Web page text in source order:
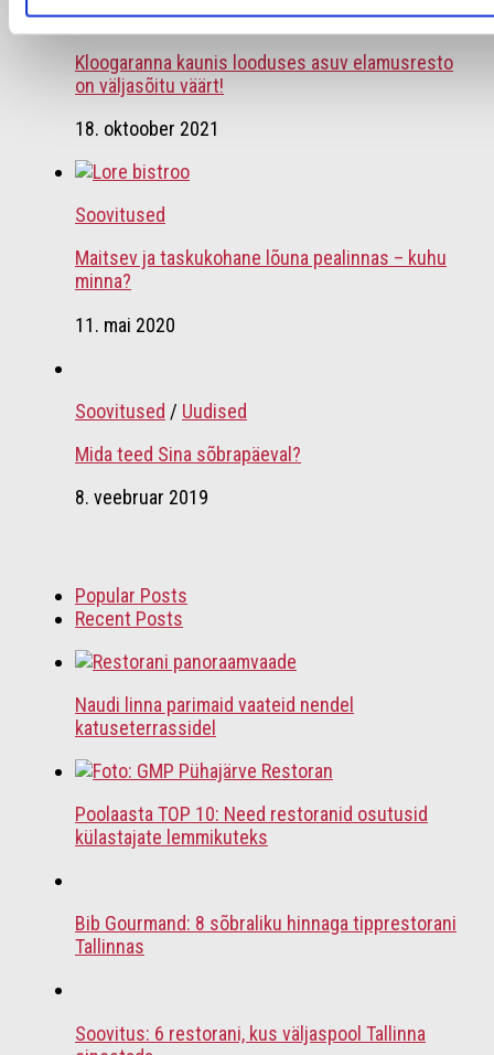
Intervjuu/Soovitused
Kloogaranna kaunis looduses asuv elamusresto
on väljasõitu väärt!
18. oktoober 2021
Soovitused
Maitsev ja taskukohane lõuna pealinnas – kuhu
minna?
11. mai 2020
Soovitused / Uudised
Mida teed Sina sõbrapäeval?
8. veebruar 2019
Popular Posts
Recent Posts
Naudi linna parimaid vaateid nendel
katuseterrassidel
Poolaasta TOP 10: Need restoranid osutusid
külastajate lemmikuteks
Bib Gourmand: 8 sõbraliku hinnaga tipprestorani
Tallinnas
Soovitus: 6 restorani, kus väljaspool Tallinna